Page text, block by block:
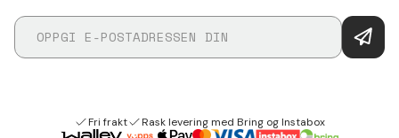
Fri frakt Rask levering med Bring og Instabox